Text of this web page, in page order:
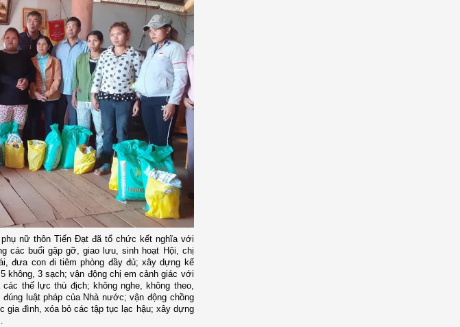
nữ thôn Tiến Đạt đã tổ chức kết nghĩa với
các buổi gặp gỡ, giao lưu, sinh hoạt Hội, chị
đưa con đi tiêm phòng đầy đủ; xây dựng kế
không, 3 sạch; vận động chị em cảnh giác với
thế lực thù địch; không nghe, không theo,
luật pháp của Nhà nước; vận động chồng
gia đình, xóa bỏ các tập tục lạc hậu; xây dựng